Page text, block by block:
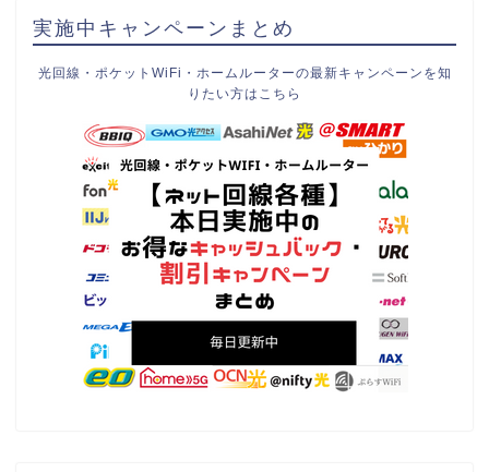
実施中キャンペーンまとめ
光回線・ポケットWiFi・ホームルーターの最新キャンペーンを知
りたい方はこちら